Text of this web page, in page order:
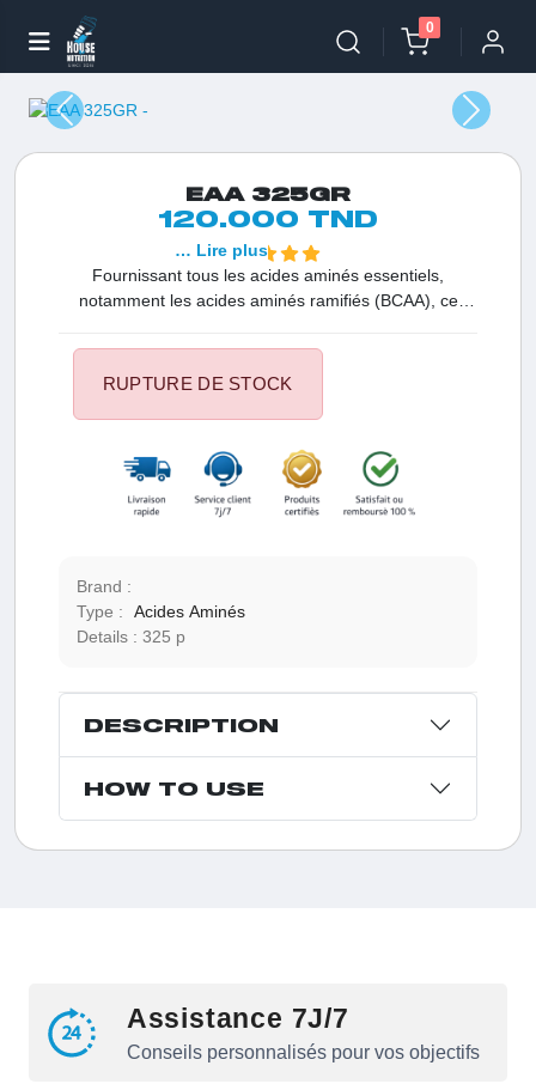
0
EAA 325GR
120.000 TND
Fournissant tous les acides aminés essentiels,
notamment les acides aminés ramifiés (BCAA), ce
favoriser une amélioration durable post entraînement.
… Lire plus
RUPTURE DE STOCK
Brand :
Type :
Acides Aminés
Details :
325 p
DESCRIPTION
HOW TO USE
Assistance 7J/7
Conseils personnalisés pour vos objectifs